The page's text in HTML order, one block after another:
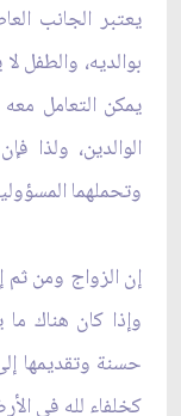
يعتبر الجانب
بوالديه، والطفل
يمكن التعامل معه
الوالدين، ولذا
وتحملهما
إن الزواج ومن ثم
وإذا كان هناك ما
حسنة وتقديمها
كخلفاء لله في